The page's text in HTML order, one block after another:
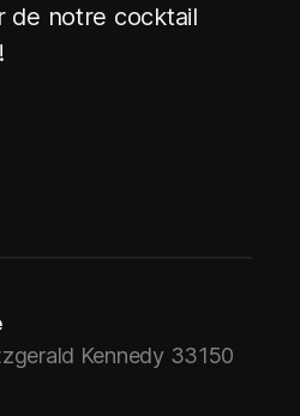
de notre cocktail
Kennedy 33150